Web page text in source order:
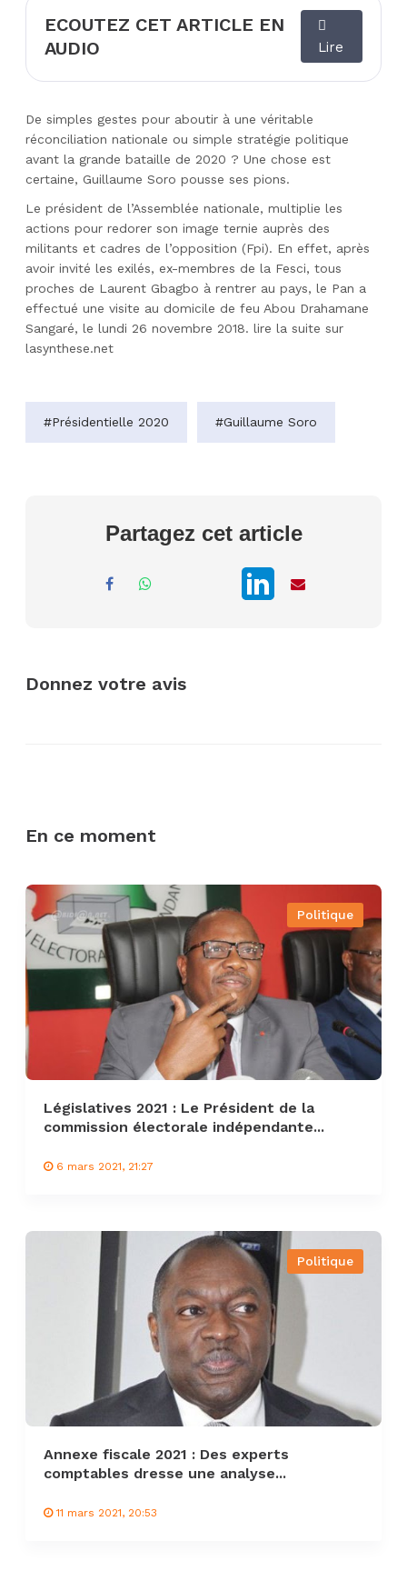
ECOUTEZ CET ARTICLE EN
AUDIO
Lire
De simples gestes pour aboutir à une véritable
réconciliation nationale ou simple stratégie politique
avant la grande bataille de 2020 ? Une chose est
certaine, Guillaume Soro pousse ses pions.
Le président de l’Assemblée nationale, multiplie les
actions pour redorer son image ternie auprès des
militants et cadres de l’opposition (Fpi). En effet, après
avoir invité les exilés, ex-membres de la Fesci, tous
proches de Laurent Gbagbo à rentrer au pays, le Pan a
effectué une visite au domicile de feu Abou Drahamane
Sangaré, le lundi 26 novembre 2018. lire la suite sur
lasynthese.net
#Présidentielle 2020 #Guillaume Soro
Partagez cet article
Donnez votre avis
En ce moment
Politique
Législatives 2021 : Le Président de la
commission électorale indépendante...
6 mars 2021, 21:27
Politique
Annexe fiscale 2021 : Des experts
comptables dresse une analyse...
11 mars 2021, 20:53